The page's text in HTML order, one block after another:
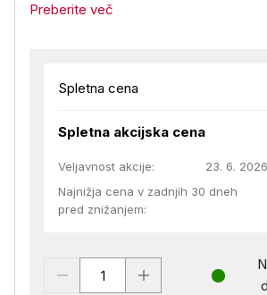
Preberite več
Spletna cena
Spletna akcijska cena
Veljavnost akcije:
23. 6.
Najnižja cena v zadnjih 30 dneh
pred znižanjem: